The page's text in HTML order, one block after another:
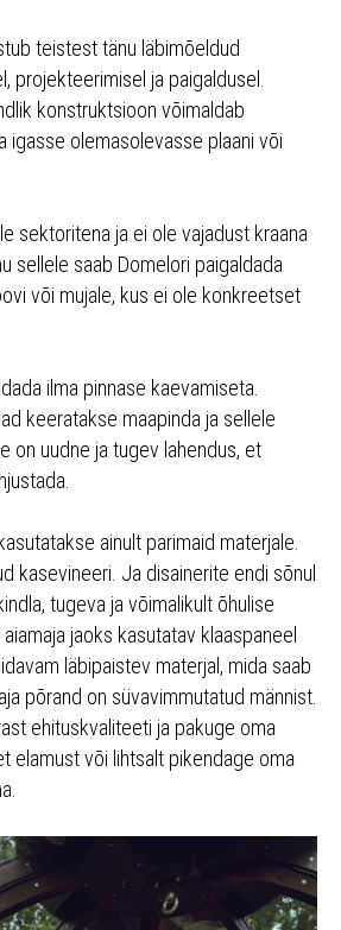
teistest tänu läbimõeldud
projekteerimisel ja paigaldusel.
konstruktsioon võimaldab
igasse olemasolevasse plaani või
sektoritena ja ei ole vajadust kraana
sellele saab Domelori paigaldada
või mujale, kus ei ole konkreetset
ilma pinnase kaevamiseta.
keeratakse maapinda ja sellele
on uudne ja tugev lahendus, et
ainult parimaid materjale.
kasevineeri. Ja disainerite endi sõnul
tugeva ja võimalikult õhulise
jaoks kasutatav klaaspaneel
läbipaistev materjal, mida saab
põrand on süvavimmutatud männist.
ehituskvaliteeti ja pakuge oma
elamust või lihtsalt pikendage oma